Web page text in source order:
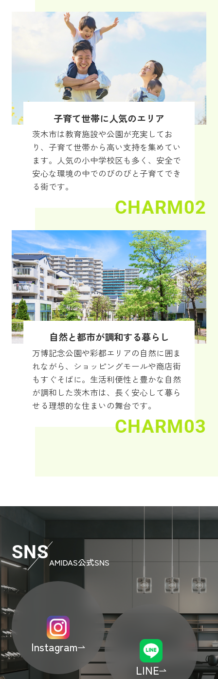
子育て世帯に人気のエリア
茨木市は教育施設や公園が充実してお
り、子育て世帯から高い支持を集めてい
ます。人気の小中学校区も多く、安全で
安心な環境の中でのびのびと子育てでき
る街です。
CHARM02
自然と都市が調和する暮らし
万博記念公園や彩都エリアの自然に囲ま
れながら、ショッピングモールや商店街
もすぐそばに。生活利便性と豊かな自然
が調和した茨木市は、長く安心して暮ら
せる理想的な住まいの舞台です。
CHARM03
SNSAMIDAS公式SNS
Instagram
LINE